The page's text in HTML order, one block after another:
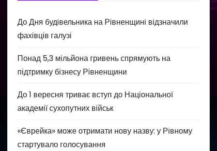
До Дня будівельника на Рівненщині відзначили
фахівців галузі
Понад 5,3 мільйона гривень спрямують на
підтримку бізнесу Рівненщини
До 1 вересня триває вступ до Національної
академії сухопутних військ
«Єврейка» може отримати нову назву: у Рівному
стартувало голосування